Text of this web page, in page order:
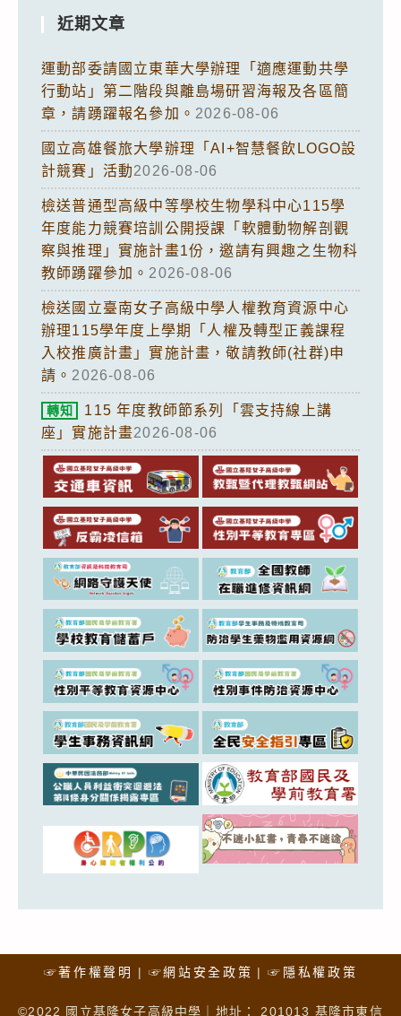
近期文章
運動部委請國立東華大學辦理「適應運動共學
行動站」第二階段與離島場研習海報及各區簡
章，請踴躍報名參加。 2026-08-06
國立高雄餐旅大學辦理「AI+智慧餐飲LOGO設
計競賽」活動2026-08-06
檢送普通型高級中等學校生物學科中心115學
年度能力競賽培訓公開授課「軟體動物解剖觀
察與推理」實施計畫1份，邀請有興趣之生物科
教師踴躍參加。 2026-08-06
檢送國立臺南女子高級中學人權教育資源中心
辦理115學年度上學期「人權及轉型正義課程
入校推廣計畫」實施計畫，敬請教師(社群)申
請。 2026-08-06
轉知
115 年度教師節系列「雲支持線上講
座」實施計畫2026-08-06
☞著作權聲明 ☞網站安全政策 ☞隱私權政策
©2022 國立基隆女子高級中學｜地址： 201013 基隆市東信